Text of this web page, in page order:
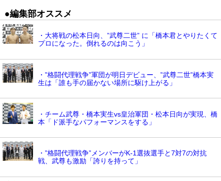
●編集部オススメ
・大将戦の松本日向、”武尊二世” に「橋本君とやりたくて
プロになった。倒れるのは向こう」
・”格闘代理戦争”軍団が明日デビュー、”武尊二世”橋本実
生は「誰も手の届かない場所に駆け上がる」
・チーム武尊・橋本実生vs皇治軍団・松本日向が実現、橋
本「ド派手なパフォーマンスをする」
・”格闘代理戦争”メンバーがK-1選抜選手と7対7の対抗
戦、武尊も激励「誇りを持って」